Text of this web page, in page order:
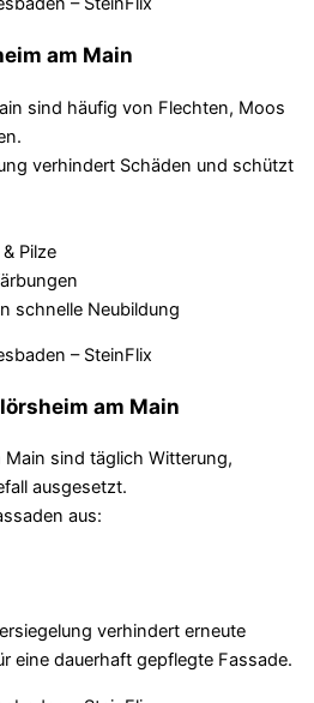
am Main
sind häufig von Flechten, Moos
verhindert Schäden und schützt
Pilze
schnelle Neubildung
am Main
sind täglich Witterung,
ausgesetzt.
aus:
verhindert erneute
eine dauerhaft gepflegte Fassade.